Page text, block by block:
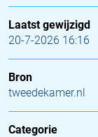
Laatst gewijzigd
20-7-2026 16:16
Bron
tweedekamer.nl
Categorie